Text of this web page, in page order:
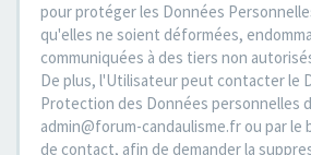
pour protéger les Données
qu'elles ne soient déformées,
communiquées à des tiers non
De plus, l'Utilisateur peut contacter le
Protection des Données personnelles
admin@forum-candaulisme.fr ou par le
de contact, afin de demander la